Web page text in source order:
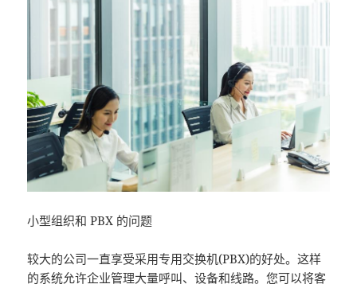
小型组织和 PBX 的问题
较大的公司一直享受采用专用交换机(PBX)的好处。这样
的系统允许企业管理大量呼叫、设备和线路。您可以将客